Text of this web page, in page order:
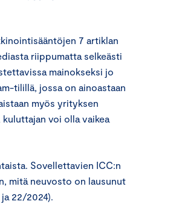
7 artiklan
riippumatta selkeästi
mainokseksi jo
tilillä, jossa on ainoastaan
myös yrityksen
voi olla vaikea
Sovellettavien ICC:n
mitä neuvosto on lausunut
22/2024).